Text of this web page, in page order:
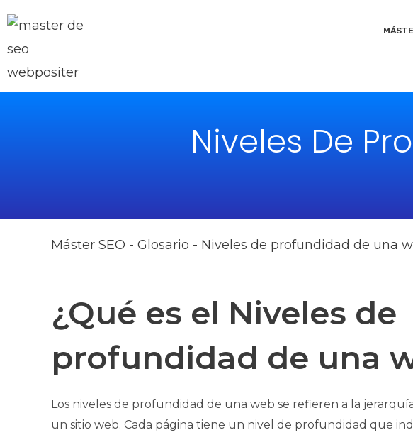
Ir
contenido
Niveles De
Máster SEO - Glosario - Niveles de profundidad de una
¿Qué es el Niveles de
profundidad de una
Los niveles de profundidad de una web se refieren a la
un sitio web. Cada página tiene un nivel de profundidad que